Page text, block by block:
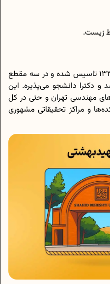
زیست.
در سال 1338 تاسیس شده و در سه مقطع
و دکترا دانشجو می‌پذیره. این
های مهندسی تهران و حتی در کل
و مراکز تحقیقاتی مشهوری